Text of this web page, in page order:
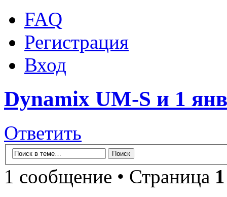
FAQ
Регистрация
Вход
Dynamix UM-S и 1
Ответить
1 сообщение • Страница 1